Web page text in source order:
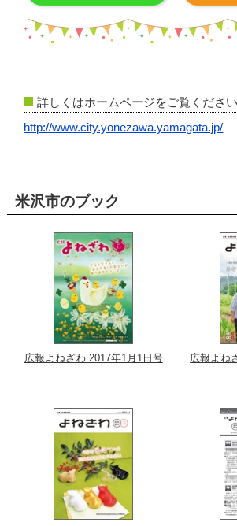
詳しくはホームページをご覧ください
http://www.city.yonezawa.yamagata.jp/
米沢市のブック
広報よねざわ 2017年1月1日号 広報よね